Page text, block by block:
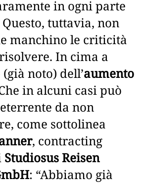
in ogni parte
tuttavia, non
manchino le criticità
In cima a
noto) dell’aumento
in alcuni casi può
da non
come sottolinea
, contracting
Studiosus Reisen
: “Abbiamo già